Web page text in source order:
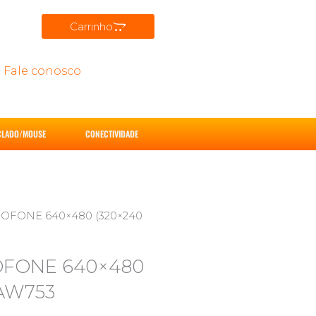
Carrinho
Fale conosco
MOUSE CONECTIVIDADE
640×480 (320×240
640×480